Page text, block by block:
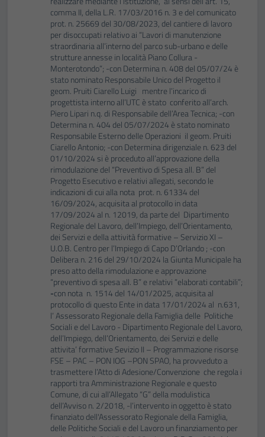
comma II, della L.R. 17/03/2016 n. 3 e del comunicato
prot. n. 25669 del 30/08/2023, del cantiere di lavoro
per disoccupati relativo ai “Lavori di manutenzione
straordinaria all’interno del parco sub-urbano e delle
strutture annesse in località Piano Collura -
Monterotondo”; -con Determina n. 408 del 05/07/24 è
stato nominato Responsabile Unico del Progetto il
geom. Pruiti Ciarello Luigi mentre l’incarico di
progettista interno all’UTC è stato conferito all’arch.
Piero Lipari n.q. di Responsabile dell’Area Tecnica; -con
Determina n. 404 del 05/07/2024 è stato nominato
Responsabile Esterno delle Operazioni il geom. Pruiti
Ciarello Antonio; -con Determina dirigenziale n. 623 del
01/10/2024 si è proceduto all’approvazione della
rimodulazione del “Preventivo di Spesa all. B” del
Progetto Esecutivo e relativi allegati, secondo le
indicazioni di cui alla nota prot. n. 61334 del
16/09/2024, acquisita al protocollo in data
17/09/2024 al n. 12019, da parte del Dipartimento
Regionale del Lavoro, dell’Impiego, dell’Orientamento,
dei Servizi e della attività formative – Servizio XI –
U.O.B. Centro per l’Impiego di Capo D’Orlando ; -con
Delibera n. 216 del 29/10/2024 la Giunta Municipale ha
preso atto della rimodulazione e approvazione
“preventivo di spesa all. B” e relativi “elaborati contabili”;
-con nota n. 1514 del 14/01/2025, acquisita al
protocollo di questo Ente in data 17/01/2024 al n.631,
l’ Assessorato Regionale della Famiglia delle Politiche
Sociali e del Lavoro - Dipartimento Regionale del Lavoro,
dell’Impiego, dell’Orientamento, dei Servizi e delle
attivita’ formative Sevizio II – Programmazione risorse
FSE – PAC – PON IOG –PON SPAO, ha provveduto a
trasmettere l’Atto di Adesione/Convenzione che regola i
rapporti tra Amministrazione Regionale e questo
Comune, di cui all’Allegato “G” della modulistica
dell’Avviso n. 2/2018, -l’intervento in oggetto è stato
finanziato dell'Assessorato Regionale della Famiglia,
delle Politiche Sociali e del Lavoro un finanziamento per